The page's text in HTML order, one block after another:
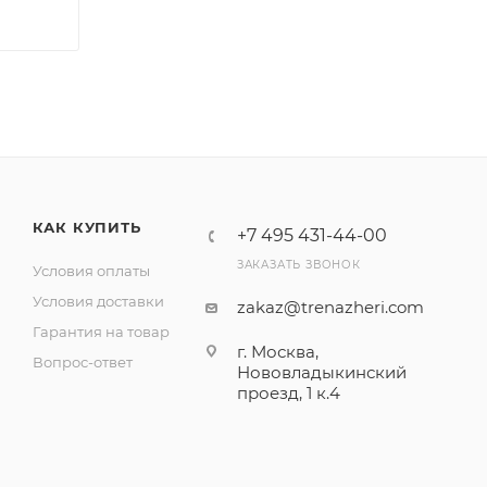
КАК КУПИТЬ
Условия оплаты
Условия доставки
Гарантия на товар
Вопрос-ответ
+7 495 431-44-00
ЗАКАЗАТЬ ЗВОНОК
zakaz@trenazheri.com
г. Москва,
Нововладыкинский
проезд, 1 к.4